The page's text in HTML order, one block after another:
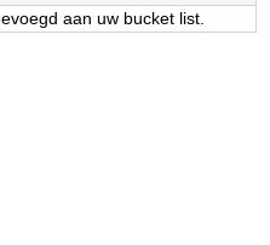
aan uw bucket list.